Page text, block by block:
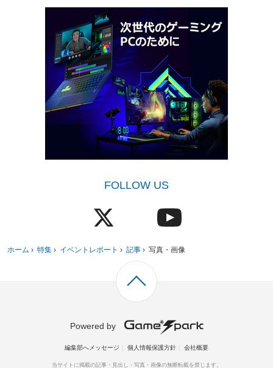
FOLLOW US
ホーム › 特集 › イベントレポート › 記事 › 写真・画像
Powered by
編集部へメッセージ 個人情報保護方針 会社概要
当サイトに掲載の記事・見出し・写真・画像の無断転載を禁じます。